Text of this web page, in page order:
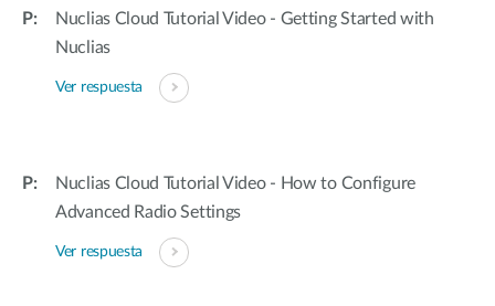
Nuclias Cloud Tutorial Video - Getting Started with
Nuclias
Ver respuesta
Nuclias Cloud Tutorial Video - How to Configure
Advanced Radio Settings
Ver respuesta